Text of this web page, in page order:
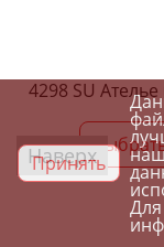
4298 SU
Наверх
Принять